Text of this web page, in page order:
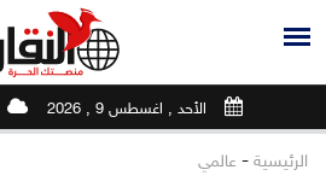
الأحد , اغسطس 9 , 2026
الرئيسية - عالمي